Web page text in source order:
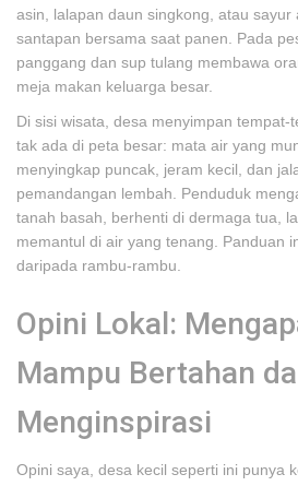
asin, lalapan daun singkong, atau sayur
santapan bersama saat panen. Pada
panggang dan sup tulang membawa
meja makan keluarga besar.
Di sisi wisata, desa menyimpan tempat-
tak ada di peta besar: mata air yang
menyingkap puncak, jeram kecil, dan
pemandangan lembah. Penduduk
tanah basah, berhenti di dermaga tua,
memantul di air yang tenang. Panduan
daripada rambu-rambu.
Opini Lokal:
Mampu Bertahan
Menginspirasi
Opini saya, desa kecil seperti ini punya